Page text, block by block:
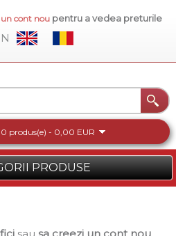
un cont nou pentru a vedea preturile
0 produs(e) - 0,00 EUR
PRODUSE